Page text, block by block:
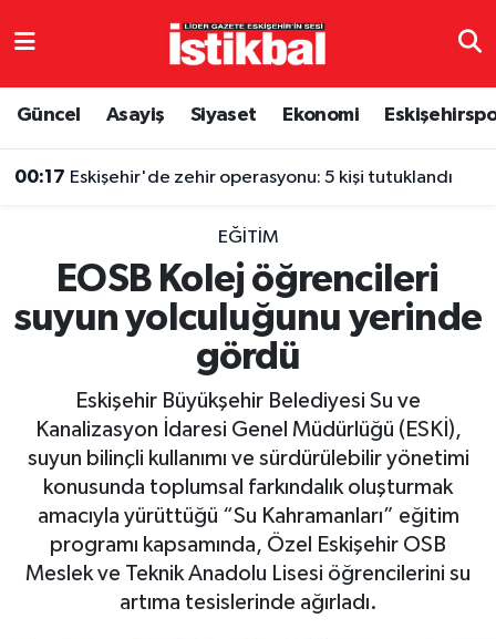
Güncel Asayiş Siyaset Ekonomi
00:17 Eskişehir'de zehir operasyonu: 5 kişi tutuklandı
EĞITIM
EOSB Kolej öğrencileri
suyun yolculuğunu yerinde
gördü
Eskişehir Büyükşehir Belediyesi Su ve
Kanalizasyon İdaresi Genel Müdürlüğü (ESKİ),
suyun bilinçli kullanımı ve sürdürülebilir yönetimi
konusunda toplumsal farkındalık oluşturmak
amacıyla yürüttüğü “Su Kahramanları” eğitim
programı kapsamında, Özel Eskişehir OSB
Meslek ve Teknik Anadolu Lisesi öğrencilerini su
artıma tesislerinde ağırladı.
Eskişehirspor
Spor
Ekonomi
Sağlık
Resmi ilanlar
Eskişehir Nöbetçi Eczaneler
TFF 3.Lig 4.Grup Puan Durumu ve Fikstür
Son Dakika Haberleri
Haber Arşivi